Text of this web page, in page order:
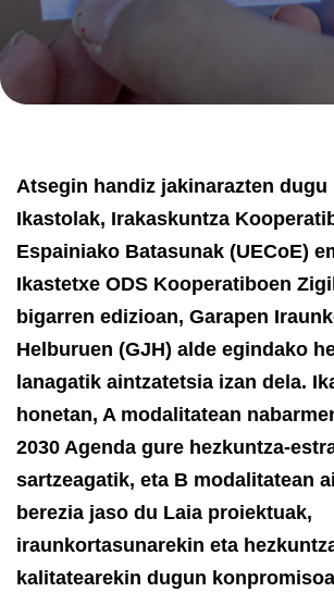
Atsegin handiz jakinarazten dugu
Ikastolak, Irakaskuntza
Espainiako Batasunak (UECoE)
Ikastetxe ODS Kooperatiboen
bigarren edizioan, Garapen
Helburuen (GJH) alde egindako
lanagatik aintzatetsia izan dela.
honetan, A modalitatean
2030 Agenda gure hezkuntza-
sartzeagatik, eta B modalitatean
berezia jaso du Laia proiektuak,
iraunkortasunarekin eta
kalitatearekin dugun konpromisoa